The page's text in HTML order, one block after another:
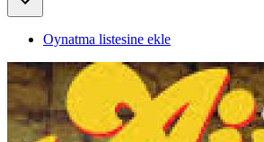
Oynatma listesine ekle